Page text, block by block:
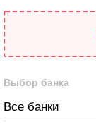
Выбор банка
Все банки